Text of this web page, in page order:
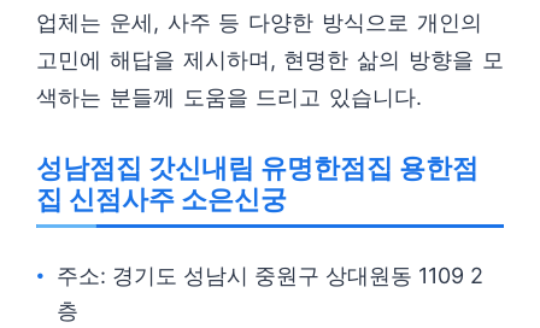
업체는 운세, 사주 등 다양한 방식으로 개인의
고민에 해답을 제시하며, 현명한 삶의 방향을 모
색하는 분들께 도움을 드리고 있습니다.
성남점집 갓신내림 유명한점집 용한점
집 신점사주 소은신궁
주소: 경기도 성남시 중원구 상대원동 1109 2
층